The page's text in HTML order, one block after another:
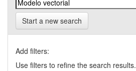
Start a new search
Add filters:
Use filters to refine the search results.